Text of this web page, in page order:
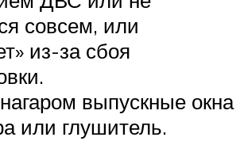
совсем, или
из-за сбоя
выпускные окна
или глушитель.